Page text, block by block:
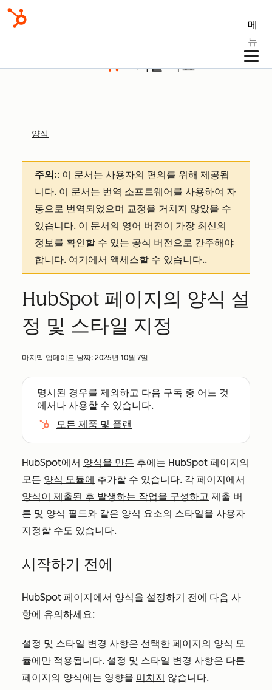
메
뉴
기술 자료
양식
주의:: 이 문서는 사용자의 편의를 위해 제공됩
니다. 이 문서는 번역 소프트웨어를 사용하여 자
동으로 번역되었으며 교정을 거치지 않았을 수
있습니다. 이 문서의 영어 버전이 가장 최신의
정보를 확인할 수 있는 공식 버전으로 간주해야
합니다. 여기에서 액세스할 수 있습니다..
HubSpot 페이지의 양식 설
정 및 스타일 지정
마지막 업데이트 날짜: 2025년 10월 7일
명시된 경우를 제외하고 다음 구독 중 어느 것
에서나 사용할 수 있습니다.
모든 제품 및 플랜
HubSpot에서 양식을 만든 후에는 HubSpot 페이지의
모든 양식 모듈에 추가할 수 있습니다. 각 페이지에서
양식이 제출된 후 발생하는 작업을 구성하고 제출 버
튼 및 양식 필드와 같은 양식 요소의 스타일을 사용자
지정할 수도 있습니다.
시작하기 전에
HubSpot 페이지에서 양식을 설정하기 전에 다음 사
항에 유의하세요:
설정 및 스타일 변경 사항은 선택한 페이지의 양식 모
듈에만 적용됩니다. 설정 및 스타일 변경 사항은 다른
페이지의 양식에는 영향을 미치지 않습니다.